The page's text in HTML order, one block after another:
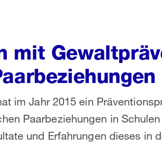
mit
im Jahr 2015 ein
Paarbeziehungen in
und Erfahrungen dieses in